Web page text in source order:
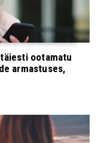
ootamatu
armastuses,